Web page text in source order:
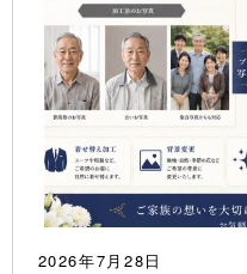
2026年7月28日